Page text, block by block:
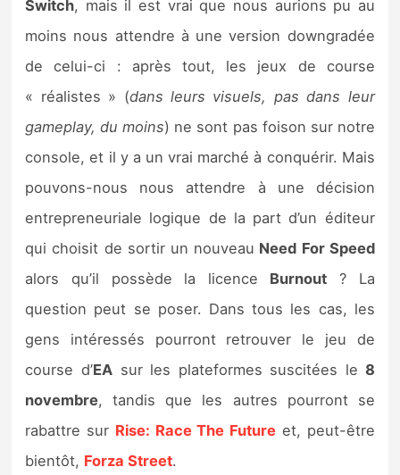
Switch, mais il est vrai que nous aurions pu au
moins nous attendre à une version downgradée
de celui-ci : après tout, les jeux de course
« réalistes » (dans leurs visuels, pas dans leur
gameplay, du moins) ne sont pas foison sur notre
console, et il y a un vrai marché à conquérir. Mais
pouvons-nous nous attendre à une décision
entrepreneuriale logique de la part d’un éditeur
qui choisit de sortir un nouveau Need For Speed
alors qu’il possède la licence Burnout ? La
question peut se poser. Dans tous les cas, les
gens intéressés pourront retrouver le jeu de
course d’EAsur les plateformes suscitées le 8
novembre, tandis que les autres pourront se
rabattre sur Rise: Race The Future et, peut-être
bientôt, Forza Street.